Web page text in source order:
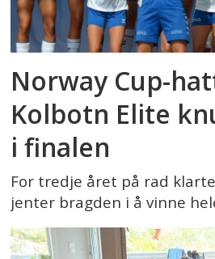
Norway Cup-
Kolbotn Elite
i finalen
For tredje året på rad
jenter bragden i å vinne